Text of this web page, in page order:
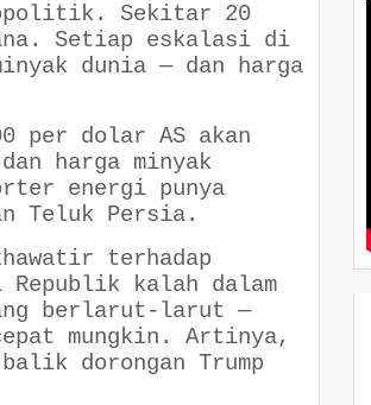
Sekitar 20
Setiap eskalasi di
dunia — dan harga
per dolar AS akan
harga minyak
energi punya
Teluk Persia.
terhadap
kalah dalam
berlarut-larut —
mungkin. Artinya,
dorongan Trump